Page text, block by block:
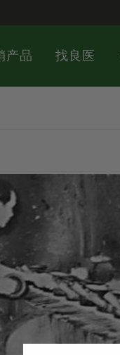
产品 找良医